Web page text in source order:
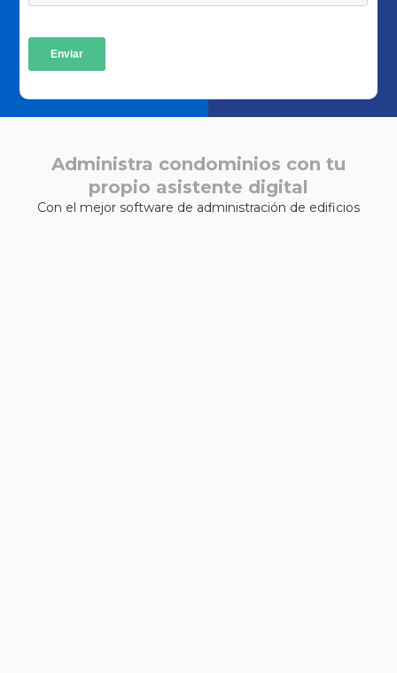
Administra condominios con tu
propio asistente digital
Con el mejor software de administración de edificios